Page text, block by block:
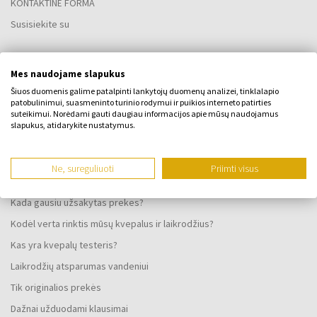
KONTAKTINĖ FORMA
Susisiekite su
Lojalumo programa
Bendrosios sąlygos
SKUNDO FORMA
Pristatymo būdas
Kada gausiu užsakytas prekes?
Kodėl verta rinktis mūsų kvepalus ir laikrodžius?
Kas yra kvepalų testeris?
Laikrodžių atsparumas vandeniui
Tik originalios prekės
Dažnai užduodami klausimai
Mes naudojame slapukus
Šiuos duomenis galime patalpinti lankytojų duomenų analizei, tinklalapio
patobulinimui, suasmeninto turinio rodymui ir puikios interneto patirties
suteikimui. Norėdami gauti daugiau informacijos apie mūsų naudojamus
slapukus, atidarykite nustatymus.
Ne, sureguliuoti Priimti visus